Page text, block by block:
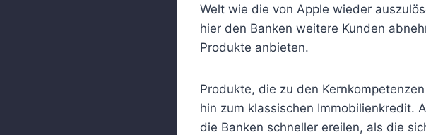
Welt wie die von Apple wieder
hier den Banken weitere Kunden
Produkte anbieten.
Produkte, die zu den
hin zum klassischen Immobilienkredit.
die Banken schneller ereilen, als die